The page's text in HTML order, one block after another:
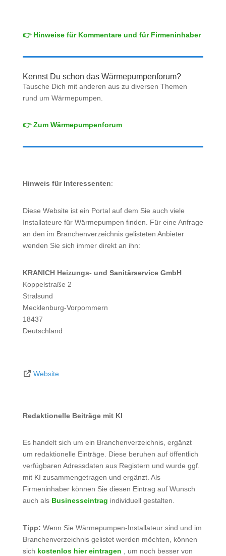
👉 Hinweise für Kommentare und für Firmeninhaber
Kennst Du schon das Wärmepumpenforum?
Tausche Dich mit anderen aus zu diversen Themen
rund um Wärmepumpen.
👉 Zum Wärmepumpenforum
Hinweis für Interessenten:
Diese Website ist ein Portal auf dem Sie auch viele
Installateure für Wärmepumpen finden. Für eine Anfrage
an den im Branchenverzeichnis gelisteten Anbieter
wenden Sie sich immer direkt an ihn:
KRANICH Heizungs- und Sanitärservice GmbH
Koppelstraße 2
Stralsund
Mecklenburg-Vorpommern
18437
Deutschland
Website
Redaktionelle Beiträge mit KI
Es handelt sich um ein Branchenverzeichnis, ergänzt
um redaktionelle Einträge. Diese beruhen auf öffentlich
verfügbaren Adressdaten aus Registern und wurde ggf.
mit KI zusammengetragen und ergänzt. Als
Firmeninhaber können Sie diesen Eintrag auf Wunsch
auch als Businesseintrag individuell gestalten.
Tipp: Wenn Sie Wärmepumpen-Installateur sind und im
Branchenverzeichnis gelistet werden möchten, können
sich kostenlos hier eintragen , um noch besser von